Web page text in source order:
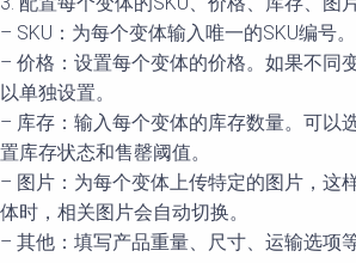
– SKU：为每个变体输入唯一的SKU编号。
– 价格：设置每个变体的价格。如果不同
以单独设置。
– 库存：输入每个变体的库存数量。可以
置库存状态和售罄阈值。
– 图片：为每个变体上传特定的图片，这
体时，相关图片会自动切换。
– 其他：填写产品重量、尺寸、运输选项等